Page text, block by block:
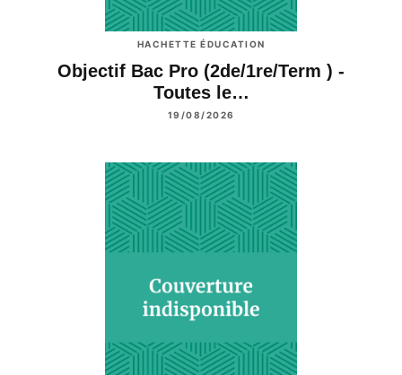
HACHETTE ÉDUCATION
Objectif Bac Pro (2de/1re/Term ) -
Toutes le…
19/08/2026